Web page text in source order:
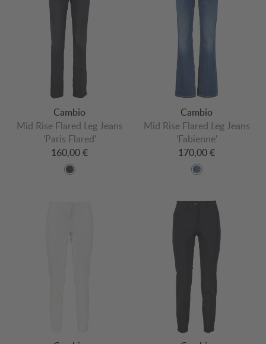
Cambio
Mid Rise Flared Leg Jeans
'Paris Flared'
160,00 €
Cambio
Mid Rise Flared Leg Jeans
'Fabienne'
170,00 €